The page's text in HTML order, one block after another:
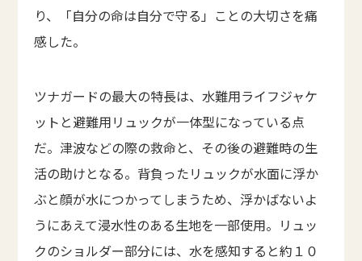
り、「自分の命は自分で守る」ことの大切さを痛
感した。
ツナガードの最大の特長は、水難用ライフジャケ
ットと避難用リュックが一体型になっている点
だ。津波などの際の救命と、その後の避難時の生
活の助けとなる。背負ったリュックが水面に浮か
ぶと顔が水につかってしまうため、浮かばないよ
うにあえて浸水性のある生地を一部使用。リュッ
クのショルダー部分には、水を感知すると約１０